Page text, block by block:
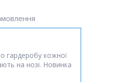
гардеробу кожної
на нозі. Новинка